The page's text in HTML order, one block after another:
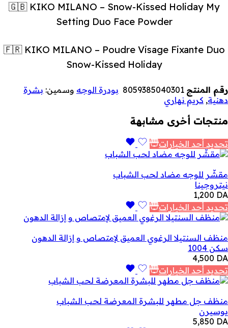
🇬🇧 KIKO MILANO – Snow-Kissed Holiday My
Setting Duo Face Powder
🇫🇷 KIKO MILANO – Poudre Visage Fixante Duo
Snow-Kissed Holiday
رقم المنتج 8059385040301 بودرة الوجه وسمين: بشرة
دهنية, كريم نهاري
منتجات أخرى مشابهة
تحديد أحد الخيارات
مقشّر للوجه مضاد لحب الشباب
نيتروجينا
1,200 DA
تحديد أحد الخيارات
منظف السنتيلا الرغوي العميق لإمتصاص و إزالة الدهون
سكن 1004
4,500 DA
تحديد أحد الخيارات
منظف جل مطهر للبشرة المعرضة لحب الشباب
يوسيرن
5,850 DA